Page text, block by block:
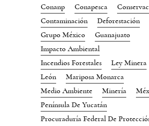
Conanp
Conapesca
Contaminación
Deforestación
Grupo México
Guanajuato
Impacto Ambiental
Incendios Forestales
Ley Minera
León
Mariposa Monarca
Medio Ambiente
Minería
Península De Yucatán
Procuraduría Federal De